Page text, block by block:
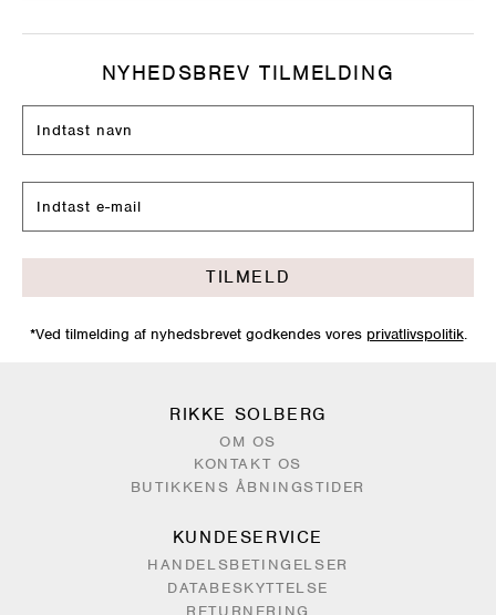
NYHEDSBREV TILMELDING
TILMELD
*Ved tilmelding af nyhedsbrevet godkendes vores privatlivspolitik.
RIKKE SOLBERG
OM OS
KONTAKT OS
BUTIKKENS ÅBNINGSTIDER
KUNDESERVICE
HANDELSBETINGELSER
DATABESKYTTELSE
RETURNERING